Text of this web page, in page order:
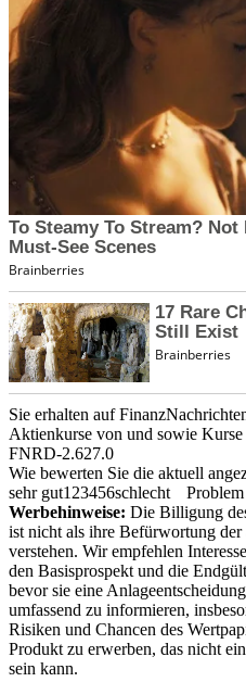
Sie erhalten auf
Aktienkurse von und sowie
FNRD-2.627.0
Wie bewerten Sie die aktuell
sehr gut1 23456schlecht
Werbehinweise: Die Billigung
ist nicht als ihre Befürwortung der
verstehen. Wir empfehlen
den Basisprospekt und die
bevor sie eine
umfassend zu informieren,
Risiken und Chancen des
Produkt zu erwerben, das nicht
sein kann.